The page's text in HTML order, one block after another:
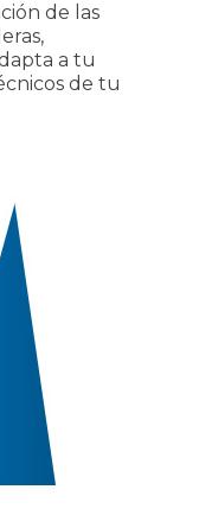
de las
a tu
de tu